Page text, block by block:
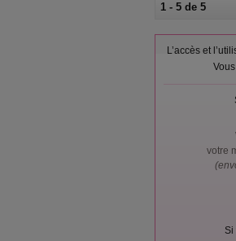
1 - 5 de 5
L’accès et
votre
Si